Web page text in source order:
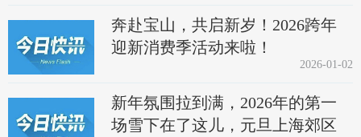
奔赴宝山，共启新岁！2026跨年
迎新消费季活动来啦！
2026-01-02
新年氛围拉到满，2026年的第一
场雪下在了这儿，元旦上海郊区